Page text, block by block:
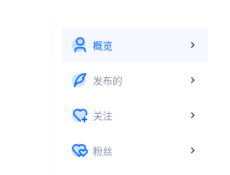
概览
发布的
关注
粉丝